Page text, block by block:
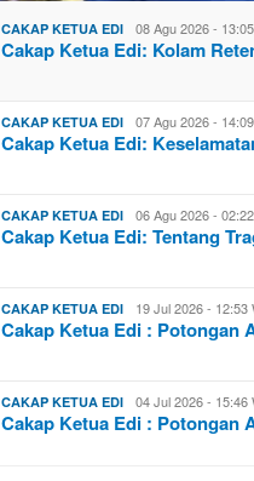
CAKAP KETUA EDI 08 Agu 2026 -
Cakap Ketua Edi: Kolam
CAKAP KETUA EDI 07 Agu 2026 -
Cakap Ketua Edi:
CAKAP KETUA EDI 06 Agu 2026 -
Cakap Ketua Edi: Tentang
CAKAP KETUA EDI 19 Jul 2026 - 12:53
Cakap Ketua Edi : Potongan
CAKAP KETUA EDI 04 Jul 2026 - 15:46
Cakap Ketua Edi : Potongan